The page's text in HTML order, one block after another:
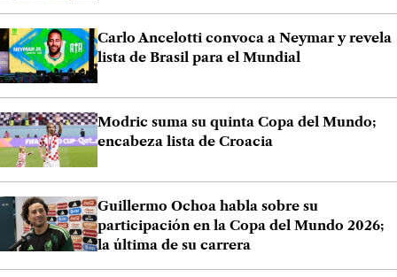
Carlo Ancelotti convoca a Neymar y revela
lista de Brasil para el Mundial
Modric suma su quinta Copa del Mundo;
encabeza lista de Croacia
Guillermo Ochoa habla sobre su
participación en la Copa del Mundo 2026;
la última de su carrera